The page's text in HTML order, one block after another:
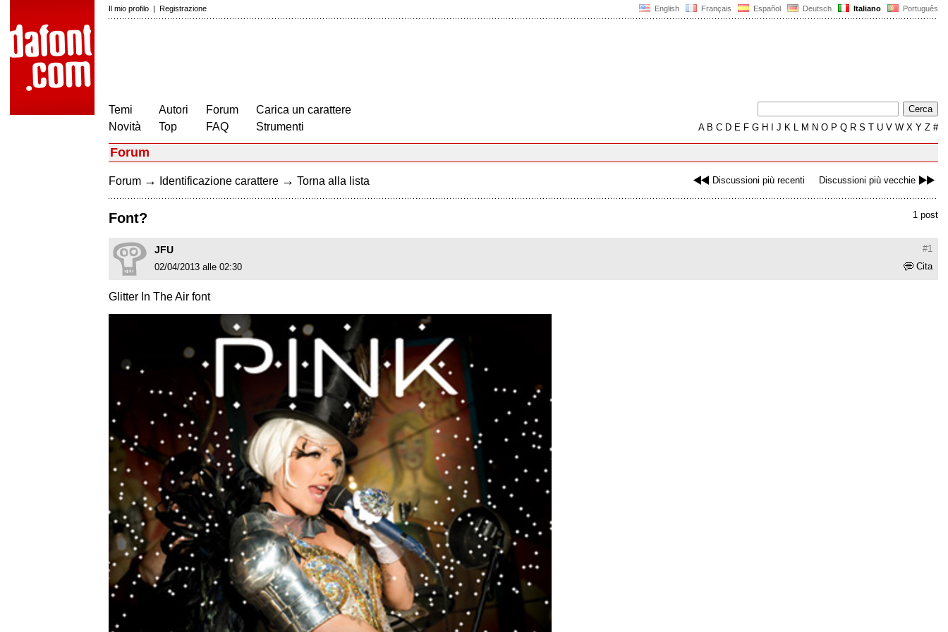
English Français Español Deutsch Italiano Português
Il mio profilo | Registrazione
Temi
Novità
Autori
Top
Forum
FAQ
Carica un carattere
Strumenti
AB C D E F G H J K L M N O P Q R S T U V W X Y Z #
Forum
Discussioni più recenti Discussioni più vecchie
Forum → Identificazione carattere → Torna alla lista
1 post
Font?
#1
JFU
Cita
02/04/2013 alle 02:30
Glitter In The Air font